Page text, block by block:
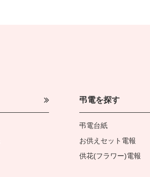
弔電を探す
弔電台紙
お供えセット電報
供花(フラワー)電報